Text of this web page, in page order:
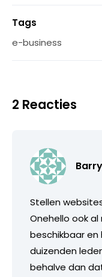
Tags
e-business
2 Reacties
Barry
Stellen
Onehello ook
beschikbaar
duizenden
behalve dan